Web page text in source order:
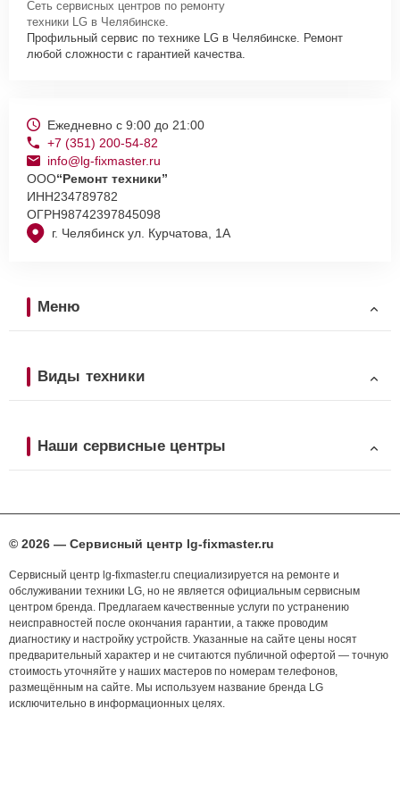
Сеть сервисных центров по ремонту
техники LG в Челябинске.
Профильный сервис по технике LG в Челябинске. Ремонт
любой сложности с гарантией качества.
г. Челябинск ул. Курчатова, 1А
Ежедневно с 9:00 до 21:00
+7 (351) 200-54-82
info@lg-fixmaster.ru
ООО“Ремонт техники”
ИНН234789782
ОГРН98742397845098
Меню
Виды техники
Наши сервисные центры
© 2026 — Сервисный центр lg-fixmaster.ru
Сервисный центр lg-fixmaster.ru специализируется на ремонте и
обслуживании техники LG, но не является официальным сервисным
центром бренда. Предлагаем качественные услуги по устранению
неисправностей после окончания гарантии, а также проводим
диагностику и настройку устройств. Указанные на сайте цены носят
предварительный характер и не считаются публичной офертой — точную
стоимость уточняйте у наших мастеров по номерам телефонов,
размещённым на сайте. Мы используем название бренда LG
исключительно в информационных целях.